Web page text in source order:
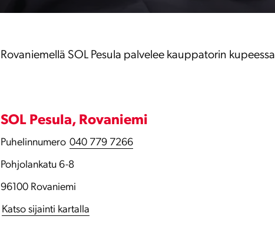
Rovaniemellä SOL Pesula palvelee kauppatorin
SOL Pesula, Rovaniemi
Puhelinnumero 040 779 7266
Pohjolankatu 6-8
96100 Rovaniemi
Katso sijainti kartalla